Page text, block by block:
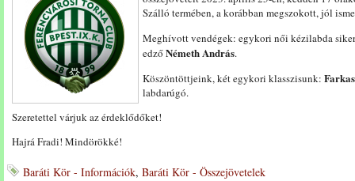
Szálló termében, a korábban megszokott, jól
Meghívott vendégek: egykori női kézilabda
edzőNémeth András.
Köszöntöttjeink, két egykori klasszisunk:
labdarúgó.
Szeretettel várjuk az érdeklődőket!
Hajrá Fradi! Mindörökké!
Baráti Kör - Információk, Baráti Kör - Összejövetelek